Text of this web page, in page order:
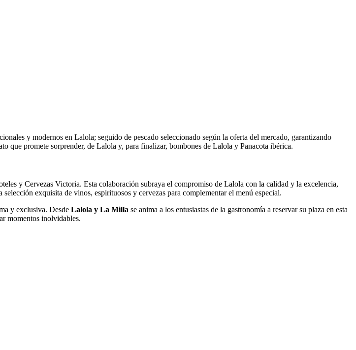
y modernos en Lalola; seguido de pescado seleccionado según la oferta del mercado, garantizando
que promete sorprender, de Lalola y, para finalizar, bombones de Lalola y Panacota ibérica.
y Cervezas Victoria. Esta colaboración subraya el compromiso de Lalola con la calidad y la excelencia,
exquisita de vinos, espirituosos y cervezas para complementar el menú especial.
y exclusiva. Desde Lalola y La Milla se anima a los entusiastas de la gastronomía a reservar su plaza en esta
momentos inolvidables.